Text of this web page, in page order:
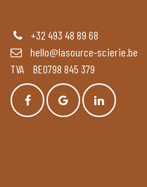
+32 493 48 89 68
hello@lasource-scierie.be
TVA BE0798 845 379